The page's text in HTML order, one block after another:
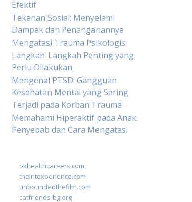
Efektif
Tekanan Sosial: Menyelami
Dampak dan Penanganannya
Mengatasi Trauma Psikologis:
Langkah-Langkah Penting yang
Perlu Dilakukan
Mengenal PTSD: Gangguan
Kesehatan Mental yang Sering
Terjadi pada Korban Trauma
Memahami Hiperaktif pada Anak:
Penyebab dan Cara Mengatasi
okhealthcareers.com
theintexperience.com
unboundedthefilm.com
catfriends-bg.org